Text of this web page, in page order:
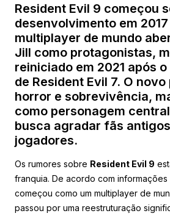
Resident Evil 9 começou
desenvolvimento em
multiplayer de mundo
Jill como protagonistas,
reiniciado em 2021 após
de Resident Evil 7. O
horror e sobrevivência,
como personagem
busca agradar fãs
jogadores.
Os rumores sobre Resident Evil 9
franquia. De acordo com
começou como um multiplayer de
passou por uma reestruturação